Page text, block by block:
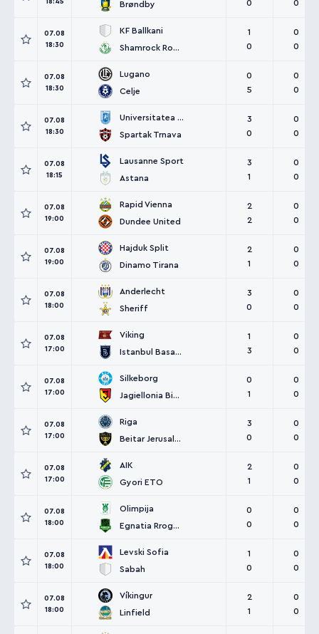
18:45
Brøndby
0
0
07.08
18:30
KF Ballkani
Shamrock Rovers
1
0
0
0
07.08
18:30
Lugano
Celje
0
5
0
0
07.08
18:30
Universitatea Craiova
Spartak Trnava
3
0
0
0
07.08
18:15
Lausanne Sport
Astana
3
1
0
0
07.08
19:00
Rapid Vienna
Dundee United
2
2
0
0
07.08
19:00
Hajduk Split
Dinamo Tirana
2
1
0
0
07.08
18:00
Anderlecht
Sheriff
3
0
0
0
07.08
17:00
Viking
Istanbul Basaksehir
1
3
0
0
07.08
17:00
Silkeborg
Jagiellonia Bialystok
0
1
0
0
07.08
17:00
Riga
Beitar Jerusalem
3
0
0
0
07.08
17:00
AIK
Gyori ETO
2
1
0
0
07.08
18:00
Olimpija
Egnatia Rrogozhinë
0
0
0
0
07.08
18:00
Levski Sofia
Sabah
1
0
0
0
07.08
18:00
Víkingur
Linfield
2
1
0
0